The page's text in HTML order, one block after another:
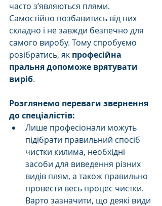
часто з‘являються плями.
Самостійно позбавитись від них
складно і не завжди безпечно для
самого виробу. Тому спробуємо
розібратись, як професійна
пральня допоможе врятувати
виріб.
Розглянемо переваги звернення
до спеціалістів:
Лише професіонали можуть
підібрати правильний спосіб
чистки килима, необхідні
засоби для виведення різних
видів плям, а також правильно
провести весь процес чистки.
Варто зазначити, що деякі види